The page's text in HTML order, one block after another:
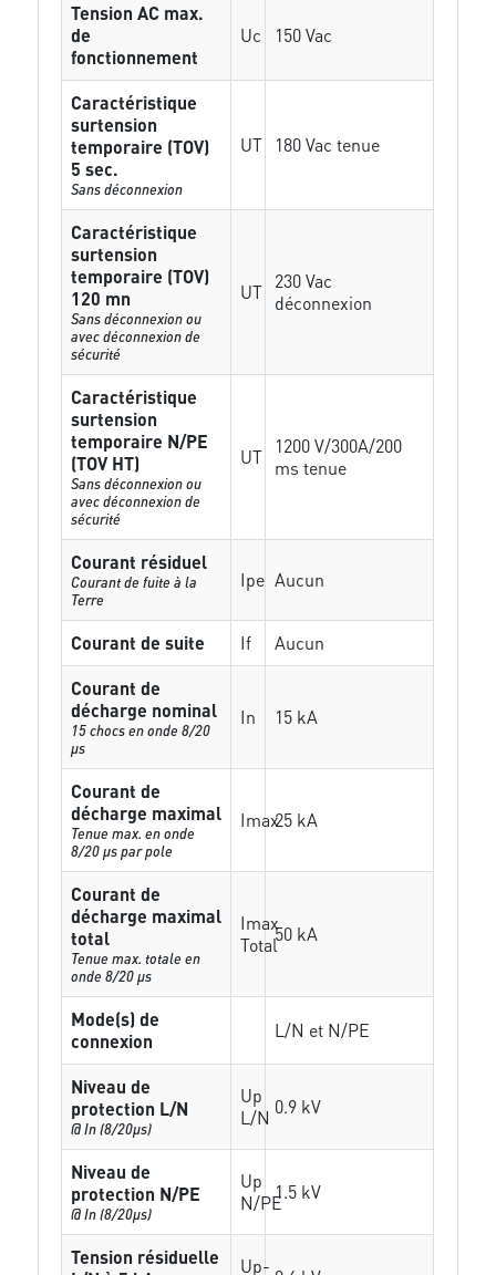
Tension AC max.
de
fonctionnement
Uc 150 Vac
Caractéristique
surtension
temporaire (TOV)
5 sec.
Sans déconnexion
UT 180 Vac tenue
Caractéristique
surtension
temporaire (TOV)
120 mn
Sans déconnexion ou
avec déconnexion de
sécurité
UT 230 Vac
déconnexion
Caractéristique
surtension
temporaire N/PE
(TOV HT)
Sans déconnexion ou
avec déconnexion de
sécurité
UT
1200 V/300A/200
ms tenue
Courant résiduel
Courant de fuite à la
Terre
Ipe Aucun
Courant de suite If
Aucun
Courant de
décharge nominal
15 chocs en onde 8/20
µs
In 15 kA
Courant de
décharge maximal
Tenue max. en onde
8/20 µs par pole
Imax25 kA
Courant de
décharge maximal
total
Tenue max. totale en
onde 8/20 µs
Imax
Total50 kA
Mode(s) de
connexion
L/N et N/PE
Niveau de
protection L/N
@ In (8/20µs)
Up
L/N 0.9 kV
Niveau de
protection N/PE
@ In (8/20µs)
Up
N/PE1.5 kV
Tension résiduelle
Up-